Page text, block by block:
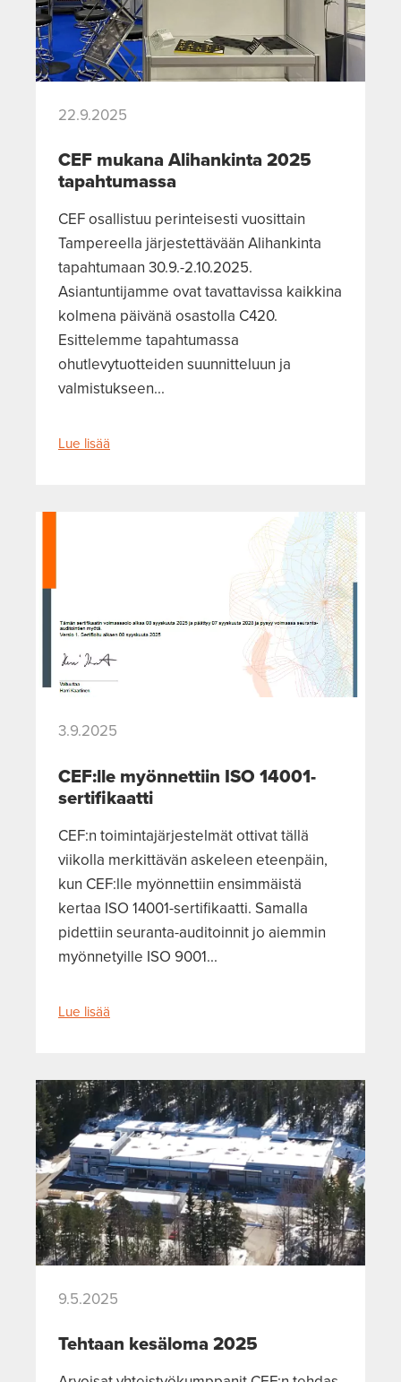
22.9.2025
CEF mukana Alihankinta 2025
tapahtumassa
CEF osallistuu perinteisesti vuosittain
Tampereella järjestettävään Alihankinta
tapahtumaan 30.9.-2.10.2025.
Asiantuntijamme ovat tavattavissa kaikkina
kolmena päivänä osastolla C420.
Esittelemme tapahtumassa
ohutlevytuotteiden suunnitteluun ja
valmistukseen...
Lue lisää
3.9.2025
CEF:lle myönnettiin ISO 14001-
sertifikaatti
CEF:n toimintajärjestelmät ottivat tällä
viikolla merkittävän askeleen eteenpäin,
kun CEF:lle myönnettiin ensimmäistä
kertaa ISO 14001-sertifikaatti. Samalla
pidettiin seuranta-auditoinnit jo aiemmin
myönnetyille ISO 9001...
Lue lisää
9.5.2025
Tehtaan kesäloma 2025